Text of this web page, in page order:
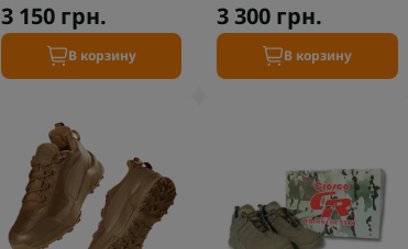
3 150 грн.
В корзину
3 300 грн.
В корзину